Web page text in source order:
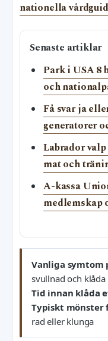
nationella
Senaste artiklar
Park i USA 8
och
Få svar ja
generatorer
Labrador
mat och
A-kassa
medlemskap
Vanliga symtom
svullnad och klåda
Tid innan klåda
Typiskt mönster
rad eller klunga